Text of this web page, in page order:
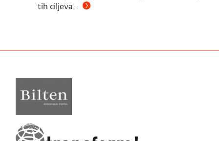
tih ciljeva...